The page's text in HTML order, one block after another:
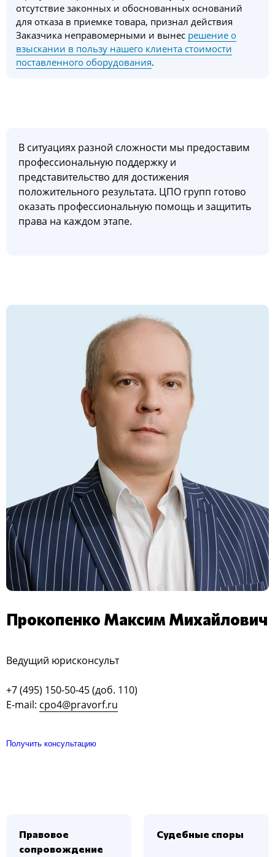
отсутствие законных и обоснованных оснований
для отказа в приемке товара, признал действия
Заказчика неправомерными и вынес решение о
взыскании в пользу нашего клиента стоимости
поставленного оборудования.
В ситуациях разной сложности мы предоставим
профессиональную поддержку и
представительство для достижения
положительного результата. ЦПО групп готово
оказать профессиональную помощь и защитить
права на каждом этапе.
Прокопенко Максим Михайлович
Ведущий юрисконсульт
+7 (495) 150-50-45 (доб. 110)
E-mail: cpo4@pravorf.ru
Получить консультацию
Правовое
сопровождение
Судебные споры